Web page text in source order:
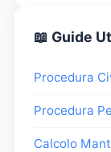
📖 Guide
Procedura
Procedura
Calcolo